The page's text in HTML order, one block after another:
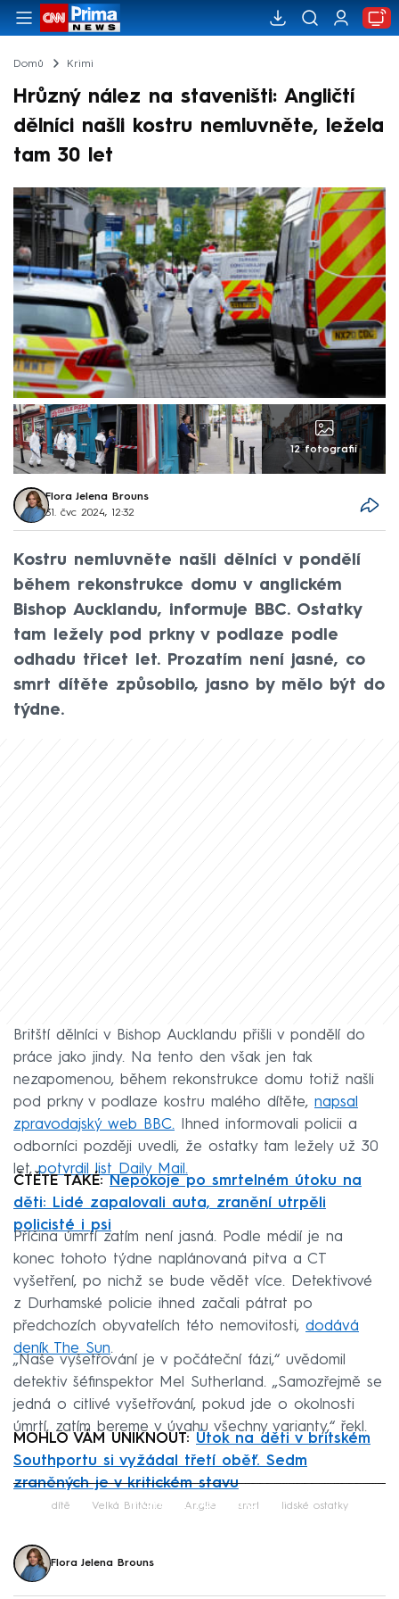
Domů Krimi
Hrůzný nález na staveništi: Angličtí
dělníci našli kostru nemluvněte, ležela
tam 30 let
12 fotografií
Flora Jelena Brouns
31. čvc 2024, 12:32
Kostru nemluvněte našli dělníci v pondělí
během rekonstrukce domu v anglickém
Bishop Aucklandu, informuje BBC. Ostatky
tam ležely pod prkny v podlaze podle
odhadu třicet let. Prozatím není jasné, co
smrt dítěte způsobilo, jasno by mělo být do
týdne.
Britští dělníci v Bishop Aucklandu přišli v pondělí do
práce jako jindy. Na tento den však jen tak
nezapomenou, během rekonstrukce domu totiž našli
pod prkny v podlaze kostru malého dítěte, napsal
zpravodajský web BBC. Ihned informovali policii a
odborníci později uvedli, že ostatky tam ležely už 30
let,potvrdil list Daily Mail.
ČTĚTE TAKÉ: Nepokoje po smrtelném útoku na
děti: Lidé zapalovali auta, zranění utrpěli
policisté i psi
Příčina úmrtí zatím není jasná. Podle médií je na
konec tohoto týdne naplánovaná pitva a CT
vyšetření, po nichž se bude vědět více. Detektivové
z Durhamské policie ihned začali pátrat po
předchozích obyvatelích této nemovitosti, dodává
deník The Sun.
„Naše vyšetřování je v počáteční fázi,“ uvědomil
detektiv šéfinspektor Mel Sutherland. „Samozřejmě se
jedná o citlivé vyšetřování, pokud jde o okolnosti
úmrtí, zatím bereme v úvahu všechny varianty,“ řekl.
MOHLO VÁM UNIKNOUT: Útok na děti v britském
Southportu si vyžádal třetí oběť. Sedm
zraněných je v kritickém stavu
Failed to fetch
dítě Velká Británie Anglie smrt lidské ostatky
Flora Jelena Brouns